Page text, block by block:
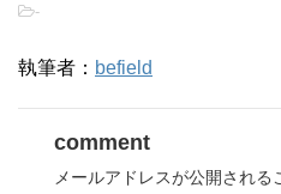
-
執筆者： befield
comment
メールアドレスが公開される